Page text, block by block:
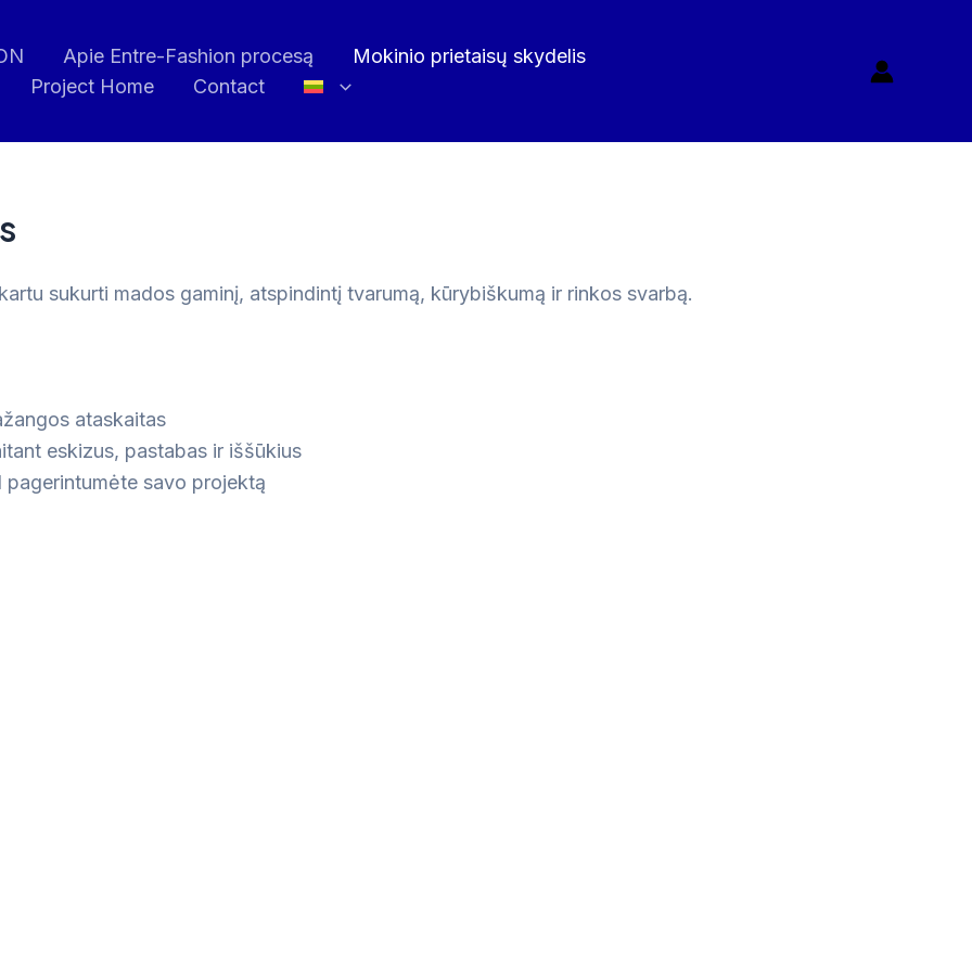
Apie Entre-Fashion procesą
Mokinio prietaisų skydelis
Project Home Contact
sukurti mados gaminį, atspindintį tvarumą, kūrybiškumą ir rinkos svarbą.
ataskaitas
eskizus, pastabas ir iššūkius
savo projektą